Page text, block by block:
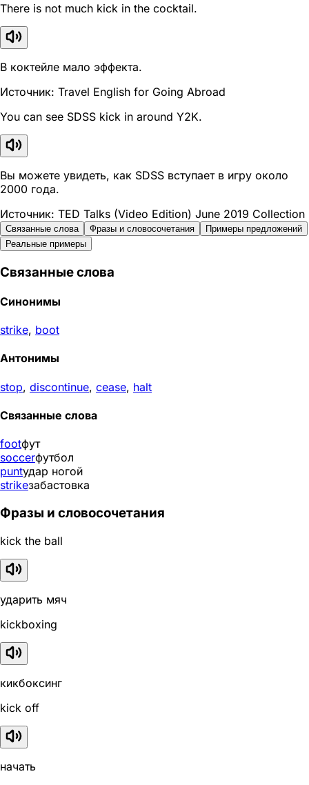
There is not much kick in the cocktail.
В коктейле мало эффекта.
Источник: Travel English for Going Abroad
You can see SDSS kick in around Y2K.
Вы можете увидеть, как SDSS вступает в игру около
2000 года.
Источник: TED Talks (Video Edition) June 2019 Collection
Связанные слова Фразы и словосочетания
Примеры предложений
Реальные примеры
Связанные слова
Синонимы
strike, boot
Антонимы
stop, discontinue, cease, halt
Связанные слова
footфут
soccerфутбол
puntудар ногой
strikeзабастовка
Фразы и словосочетания
kick the ball
ударить мяч
kickboxing
кикбоксинг
kick off
начать